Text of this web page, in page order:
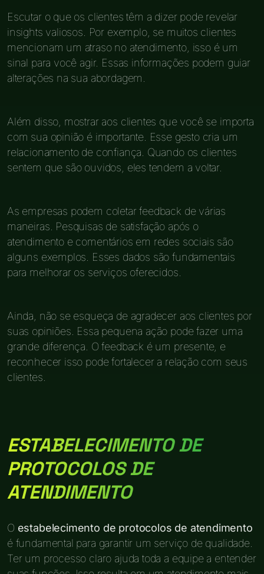
Escutar o que os clientes têm a dizer pode revelar
insights valiosos. Por exemplo, se muitos clientes
mencionam um atraso no atendimento, isso é um
sinal para você agir. Essas informações podem guiar
alterações na sua abordagem.
Além disso, mostrar aos clientes que você se importa
com sua opinião é importante. Esse gesto cria um
relacionamento de confiança. Quando os clientes
sentem que são ouvidos, eles tendem a voltar.
As empresas podem coletar feedback de várias
maneiras. Pesquisas de satisfação após o
atendimento e comentários em redes sociais são
alguns exemplos. Esses dados são fundamentais
para melhorar os serviços oferecidos.
Ainda, não se esqueça de agradecer aos clientes por
suas opiniões. Essa pequena ação pode fazer uma
grande diferença. O feedback é um presente, e
reconhecer isso pode fortalecer a relação com seus
clientes.
ESTABELECIMENTO DE
PROTOCOLOS DE
ATENDIMENTO
O estabelecimento de protocolos de atendimento
é fundamental para garantir um serviço de qualidade.
Ter um processo claro ajuda toda a equipe a entender